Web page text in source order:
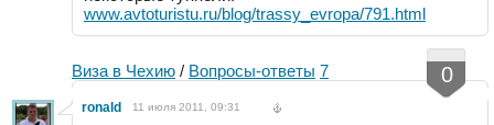
www.avtoturistu.ru/blog/trassy_evropa/791.html
Виза в Чехию / Вопросы-ответы 7 0
ronald 11 июля 2011, 09:31